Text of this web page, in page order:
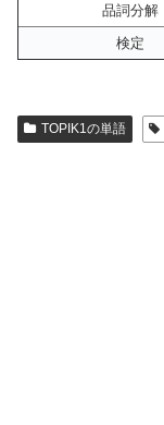
品詞分解
検定
TOPIK1の単語